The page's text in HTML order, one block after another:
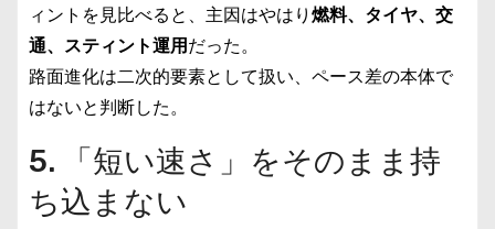
ィントを見比べると、主因はやはり燃料、タイヤ、交
通、スティント運用だった。
路面進化は二次的要素として扱い、ペース差の本体で
はないと判断した。
5. 「短い速さ」をそのまま持
ち込まない